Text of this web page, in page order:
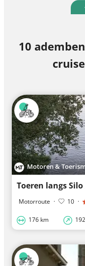
10
Motoren &
Toeren langs
Motorroute · 10 ·
176 km